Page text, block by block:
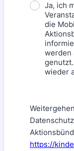
Ja, ich
die
werden
wieder
https://